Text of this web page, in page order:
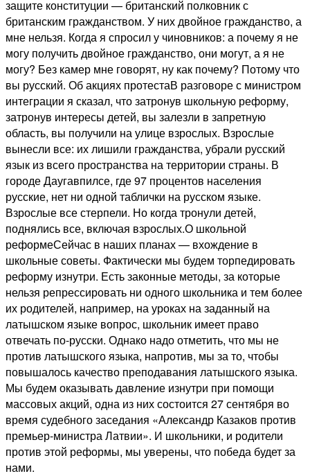
защите конституции — британский полковник с
британским гражданством. У них двойное гражданство, а
мне нельзя. Когда я спросил у чиновников: а почему я не
могу получить двойное гражданство, они могут, а я не
могу? Без камер мне говорят, ну как почему? Потому что
вы русский. Об акциях протестаВ разговоре с министром
интеграции я сказал, что затронув школьную реформу,
затронув интересы детей, вы залезли в запретную
область, вы получили на улице взрослых. Взрослые
вынесли все: их лишили гражданства, убрали русский
язык из всего пространства на территории страны. В
городе Даугавпилсе, где 97 процентов населения
русские, нет ни одной таблички на русском языке.
Взрослые все стерпели. Но когда тронули детей,
поднялись все, включая взрослых.О школьной
реформеСейчас в наших планах — вхождение в
школьные советы. Фактически мы будем торпедировать
реформу изнутри. Есть законные методы, за которые
нельзя репрессировать ни одного школьника и тем более
их родителей, например, на уроках на заданный на
латышском языке вопрос, школьник имеет право
отвечать по-русски. Однако надо отметить, что мы не
против латышского языка, напротив, мы за то, чтобы
повышалось качество преподавания латышского языка.
Мы будем оказывать давление изнутри при помощи
массовых акций, одна из них состоится 27 сентября во
время судебного заседания «Александр Казаков против
премьер-министра Латвии». И школьники, и родители
против этой реформы, мы уверены, что победа будет за
нами.